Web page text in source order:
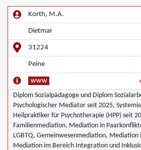
Korth, M.A.
Dietmar
31224
Peine
Diplom Sozialpädagoge und Diplom
Psychologischer Mediator seit 2025, Systemischer
Heilpraktiker für
Familienmediation, Mediation in
LGBTQ, Gemeinwesenmediation, Mediation
Mediation im Bereich Integration und